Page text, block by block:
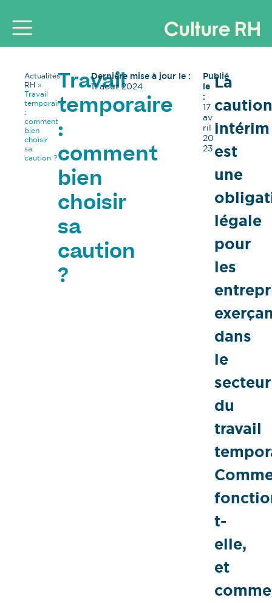
Actualités
RH »
Travail
temporaire
:
comment
bien
choisir
sa
caution ?
Travail
temporaire
:
comment
bien
choisir
sa
caution
?
Dernière mise à jour le :
11 août 2024
Publié
le
:
17
av
ril
20
23
La
caution
intérim
est
une
légale
pour
les
dans
le
secteur
du
travail
t-
elle,
et